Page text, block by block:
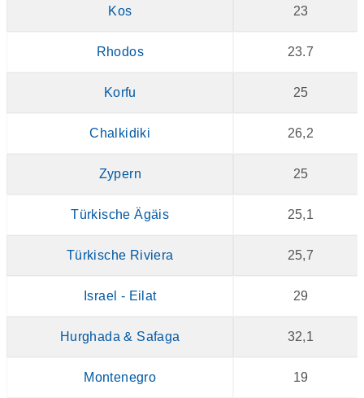
Kos 23
Rhodos 23.7
Korfu 25
Chalkidiki 26,2
Zypern 25
Türkische Ägäis 25,1
Türkische Riviera 25,7
Israel - Eilat 29
Hurghada & Safaga 32,1
Montenegro 19